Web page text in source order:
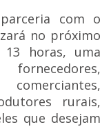
com o
no próximo
horas, uma
rurais,
que desejam